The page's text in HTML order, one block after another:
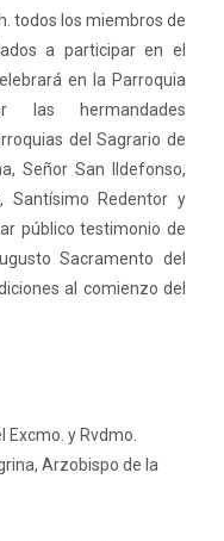
todos los miembros de
a participar en el
en la Parroquia
hermandades
del Sagrario de
Señor San Ildefonso,
Santísimo Redentor y
público testimonio de
Sacramento del
al comienzo del
y Rvdmo.
Arzobispo de la